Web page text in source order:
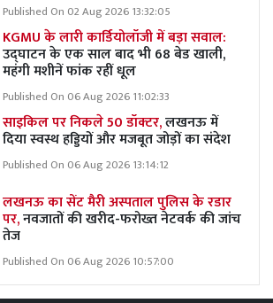
Published On 02 Aug 2026 13:32:05
KGMU के लारी कार्डियोलॉजी में बड़ा सवाल:
उद्घाटन के एक साल बाद भी 68 बेड खाली,
महंगी मशीनें फांक रहीं धूल
Published On 06 Aug 2026 11:02:33
साइकिल पर निकले 50 डॉक्टर,लखनऊ में
दिया स्वस्थ हड्डियों और मजबूत जोड़ों का संदेश
Published On 06 Aug 2026 13:14:12
लखनऊ का सेंट मैरी अस्पताल पुलिस के रडार
पर,नवजातों की खरीद-फरोख्त नेटवर्क की जांच
तेज
Published On 06 Aug 2026 10:57:00